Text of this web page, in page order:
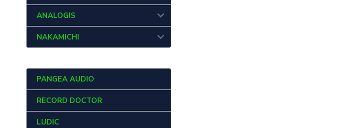
ANALOGIS
NAKAMICHI
PANGEA AUDIO
RECORD DOCTOR
LUDIC